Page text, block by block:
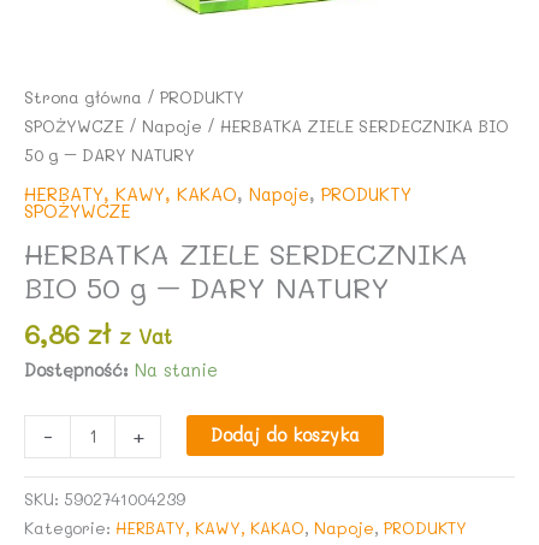
Strona główna / PRODUKTY
SPOŻYWCZE / Napoje / HERBATKA ZIELE SERDECZNIKA BIO
50 g – DARY NATURY
HERBATY, KAWY, KAKAO, Napoje, PRODUKTY
SPOŻYWCZE
HERBATKA ZIELE SERDECZNIKA
BIO 50 g – DARY NATURY
6,86 zł z Vat
Dostępność: Na stanie
-
HERBATKA
ZIELE
+ Dodaj do koszyka
SKU: 5902741004239
Kategorie: HERBATY, KAWY, KAKAO, Napoje, PRODUKTY